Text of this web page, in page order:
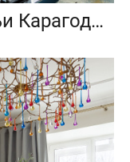
Дом по проекту Натальи Карагодиной